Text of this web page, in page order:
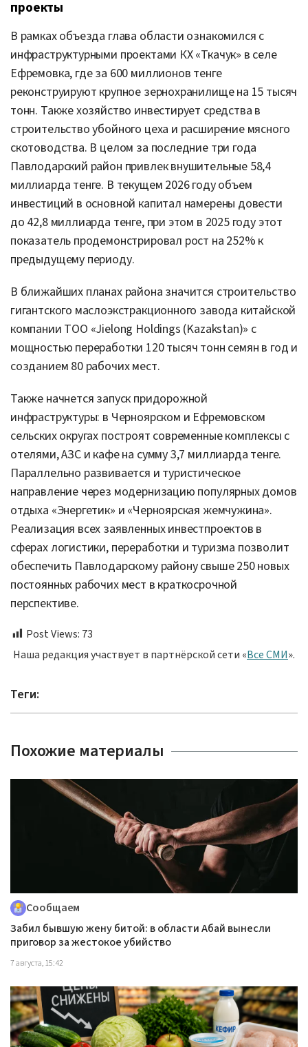
проекты
В рамках объезда глава области ознакомился с
инфраструктурными проектами КХ «Ткачук» в селе
Ефремовка, где за 600 миллионов тенге
реконструируют крупное зернохранилище на 15 тысяч
тонн. Также хозяйство инвестирует средства в
строительство убойного цеха и расширение мясного
скотоводства. В целом за последние три года
Павлодарский район привлек внушительные 58,4
миллиарда тенге. В текущем 2026 году объем
инвестиций в основной капитал намерены довести
до 42,8 миллиарда тенге, при этом в 2025 году этот
показатель продемонстрировал рост на 252% к
предыдущему периоду.
В ближайших планах района значится строительство
гигантского маслоэкстракционного завода китайской
компании ТОО «Jielong Holdings (Kazakstan)» с
мощностью переработки 120 тысяч тонн семян в год и
созданием 80 рабочих мест.
Также начнется запуск придорожной
инфраструктуры: в Черноярском и Ефремовском
сельских округах построят современные комплексы с
отелями, АЗС и кафе на сумму 3,7 миллиарда тенге.
Параллельно развивается и туристическое
направление через модернизацию популярных домов
отдыха «Энергетик» и «Черноярская жемчужина».
Реализация всех заявленных инвестпроектов в
сферах логистики, переработки и туризма позволит
обеспечить Павлодарскому району свыше 250 новых
постоянных рабочих мест в краткосрочной
перспективе.
Post Views: 73
Наша редакция участвует в партнёрской сети «Все СМИ».
Теги:
Похожие материалы
Сообщаем
Забил бывшую жену битой: в области Абай вынесли
приговор за жестокое убийство
7 августа, 15:42